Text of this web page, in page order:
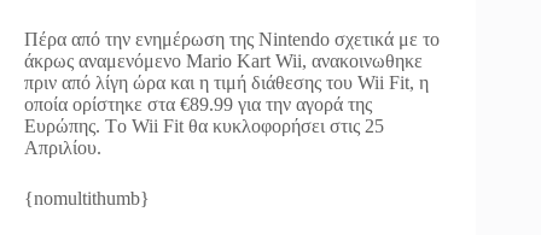
Πέρα από την ενημέρωση της Nintendo σχετικά με το
άκρως αναμενόμενο Mario Kart Wii, ανακοινωθηκε
πριν από λίγη ώρα και η τιμή διάθεσης του Wii Fit, η
οποία ορίστηκε στα €89.99 για την αγορά της
Ευρώπης. Τo Wii Fit θα κυκλοφορήσει στις 25
Απριλίου.
{nomultithumb}